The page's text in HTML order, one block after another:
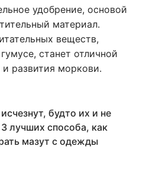
удобрение, основой
материал.
веществ,
станет отличной
развития моркови.
будто их и не
лучших способа, как
мазут с одежды